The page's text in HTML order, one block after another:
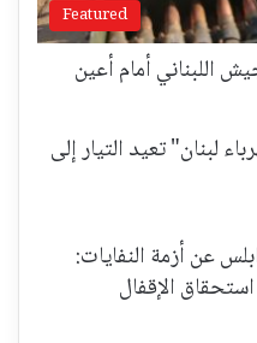
Featured
اللبناني أمام أعين
لبنان" تعيد التيار إلى
عن أزمة النفايات:
الإقفال